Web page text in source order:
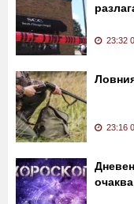
23:32
23:16